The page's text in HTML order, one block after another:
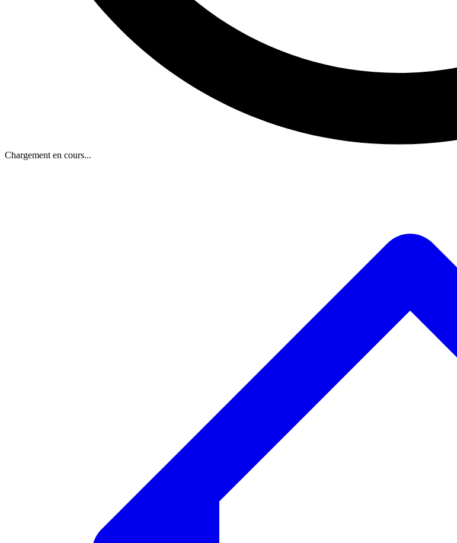
Chargement en cours...